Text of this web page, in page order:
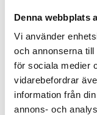
Denna webbplats
Vi använder
och annonserna
för sociala medier
vidarebefordrar
information från
annons- och